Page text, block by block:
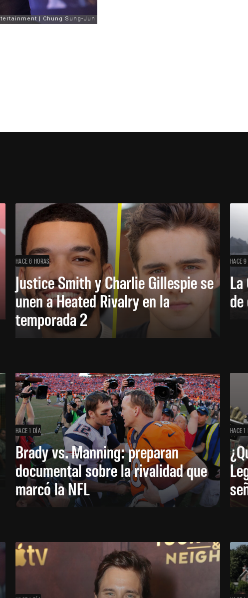
HACE 8 HORAS
Justice Smith y Charlie Gillespie se
unen a Heated Rivalry en la
temporada 2
HACE
HACE 1 DÍA
Brady vs. Manning: preparan
documental sobre la rivalidad que
marcó la NFL
HACE 1